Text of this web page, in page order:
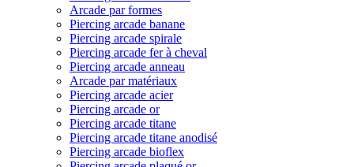
Arcade par formes
Piercing arcade banane
Piercing arcade spirale
Piercing arcade fer à cheval
Piercing arcade anneau
Arcade par matériaux
Piercing arcade acier
Piercing arcade or
Piercing arcade titane
Piercing arcade titane anodisé
Piercing arcade bioflex